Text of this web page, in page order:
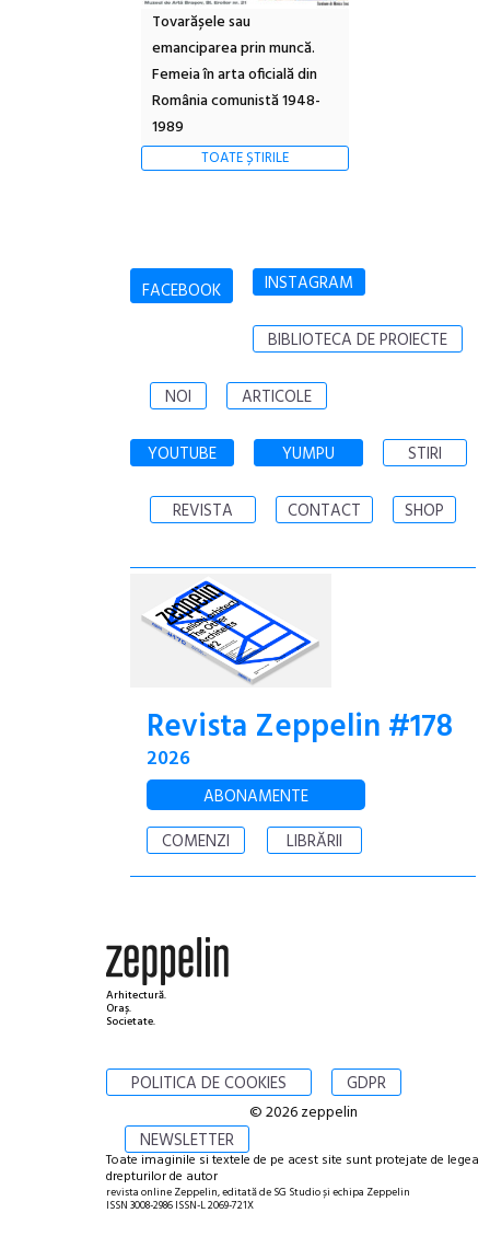
Tovarășele sau
emanciparea prin muncă.
Femeia în arta oficială din
România comunistă 1948-
1989
TOATE ȘTIRILE
FACEBOOK INSTAGRAM
BIBLIOTECA DE PROIECTE
NOI ARTICOLE
YOUTUBE YUMPU STIRI
REVISTA CONTACT SHOP
Revista Zeppelin #178
2026
ABONAMENTE
COMENZI
LIBRĂRII
Arhitectură.
Oraș.
Societate.
POLITICA DE COOKIES GDPR
NEWSLETTER
© 2026 zeppelin
Toate imaginile si textele de pe acest site sunt protejate de legea
drepturilor de autor
revista online Zeppelin, editată de SG Studio și echipa Zeppelin
ISSN 3008-2986 ISSN-L 2069-721X